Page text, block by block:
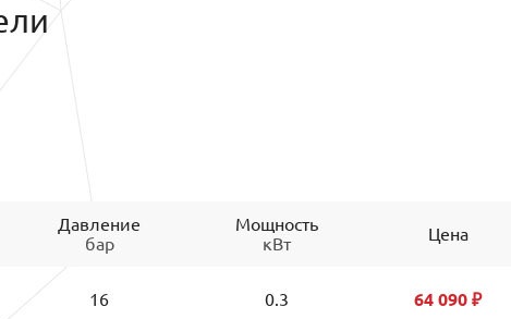
Давление
бар
Мощность
кВт
Цена
16 0.3 64 090 ₽